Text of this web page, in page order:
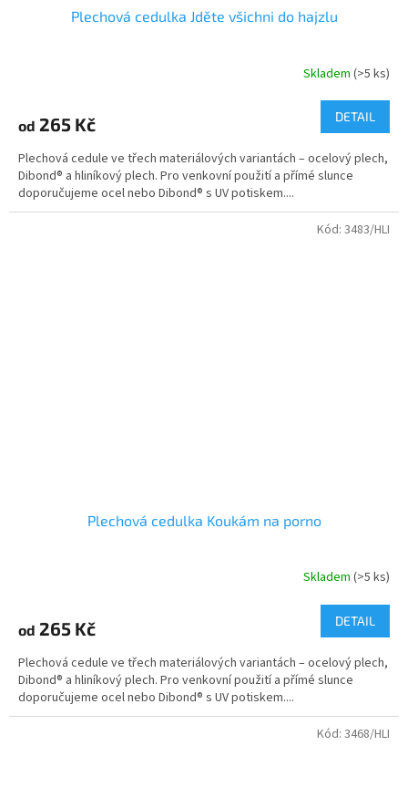
Plechová cedulka Jděte všichni do hajzlu
Skladem (>5 ks)
od 265 Kč DETAIL
Plechová cedule ve třech materiálových variantách – ocelový plech,
Dibond® a hliníkový plech. Pro venkovní použití a přímé slunce
doporučujeme ocel nebo Dibond® s UV potiskem....
Plechová cedulka Koukám na porno
Skladem (>5 ks)
od 265 Kč DETAIL
Plechová cedule ve třech materiálových variantách – ocelový plech,
Dibond® a hliníkový plech. Pro venkovní použití a přímé slunce
doporučujeme ocel nebo Dibond® s UV potiskem....
Kód: 3483/HLI
Kód: 3468/HLI